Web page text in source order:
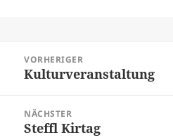
VORHERIGER
Vorheriger
Kulturveranstaltung
NÄCHSTER
Nächster
Steffl Kirtag